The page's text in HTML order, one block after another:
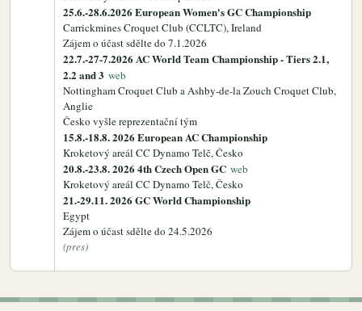
25.6.-28.6.2026 European Women's GC Championship
Carrickmines Croquet Club (CCLTC), Ireland
Zájem o účast sdělte do 7.1.2026
22.7.-27-7.2026 AC World Team Championship - Tiers 2.1,
2.2 and 3 web
Nottingham Croquet Club a Ashby-de-la Zouch Croquet Club,
Anglie
Česko vyšle reprezentační tým
15.8.-18.8. 2026 European AC Championship
Kroketový areál CC Dynamo Telč, Česko
20.8.-23.8. 2026 4th Czech Open GC web
Kroketový areál CC Dynamo Telč, Česko
21.-29.11. 2026 GC World Championship
Egypt
Zájem o účast sdělte do 24.5.2026
(pres)